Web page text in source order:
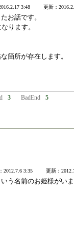
3:48 更新：
お話です。
ります。
箇所が存在します。
3 BadEnd 5
2012.7.6 3:35 更新：
う名前のお姫様がい